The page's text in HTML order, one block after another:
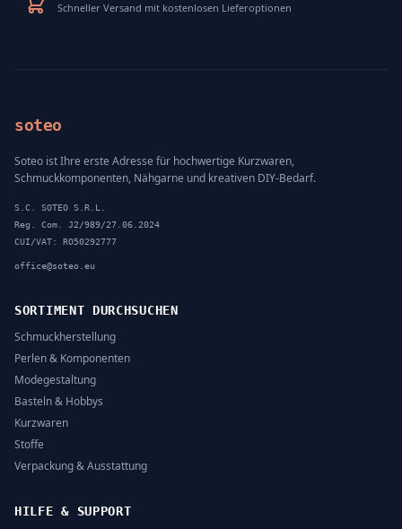
Schneller Versand mit kostenlosen Lieferoptionen
soteo
Soteo ist Ihre erste Adresse für hochwertige Kurzwaren,
Schmuckkomponenten, Nähgarne und kreativen DIY-Bedarf.
S.C. SOTEO S.R.L.
Reg. Com. J2/989/27.06.2024
CUI/VAT: RO50292777
office@soteo.eu
SORTIMENT DURCHSUCHEN
Schmuckherstellung
Perlen & Komponenten
Modegestaltung
Basteln & Hobbys
Kurzwaren
Stoffe
Verpackung & Ausstattung
HILFE & SUPPORT